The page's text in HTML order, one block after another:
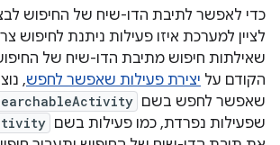
כדי לאפשר לתיבת הדו-שיח של החיפוש
לציין למערכת איזו פעילות ניתנת לחיפוש
שאילתות חיפוש מתיבת הדו-שיח של
הקודם על יצירת פעילות שאפשר לחפש,
שאפשר לחפש בשם
שפעילות נפרדת, כמו פעילות בשם